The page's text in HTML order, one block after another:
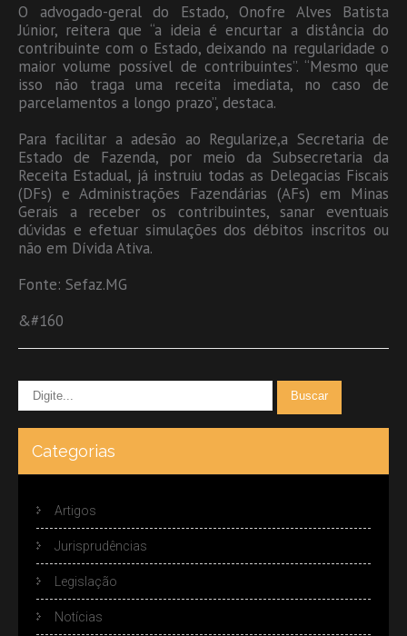
O advogado-geral do Estado, Onofre Alves Batista
Júnior, reitera que “a ideia é encurtar a distância do
contribuinte com o Estado, deixando na regularidade o
maior volume possível de contribuintes”. “Mesmo que
isso não traga uma receita imediata, no caso de
parcelamentos a longo prazo”, destaca.
Para facilitar a adesão ao Regularize,a Secretaria de
Estado de Fazenda, por meio da Subsecretaria da
Receita Estadual, já instruiu todas as Delegacias Fiscais
(DFs) e Administrações Fazendárias (AFs) em Minas
Gerais a receber os contribuintes, sanar eventuais
dúvidas e efetuar simulações dos débitos inscritos ou
não em Dívida Ativa.
Fonte: Sefaz.MG
&#160
Categorias
Artigos
Jurisprudências
Legislação
Notícias